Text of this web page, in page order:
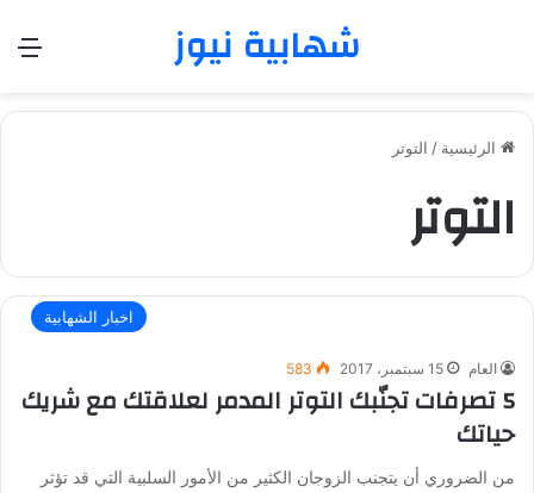
شهابية نيوز
الرئيسية / التوتر
التوتر
اخبار الشهابية
العام 15 سبتمبر، 2017 583
5 تصرفات تجنّبك التوتر المدمر لعلاقتك مع شريك
حياتك
من الضروري أن يتجنب الزوجان الكثير من الأمور السلبية التي قد تؤثر